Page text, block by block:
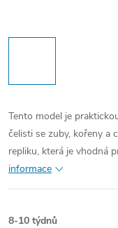
Tento model je
čelisti se zuby, kořeny a
repliku, která je vhodná
informace
8-10 týdnů